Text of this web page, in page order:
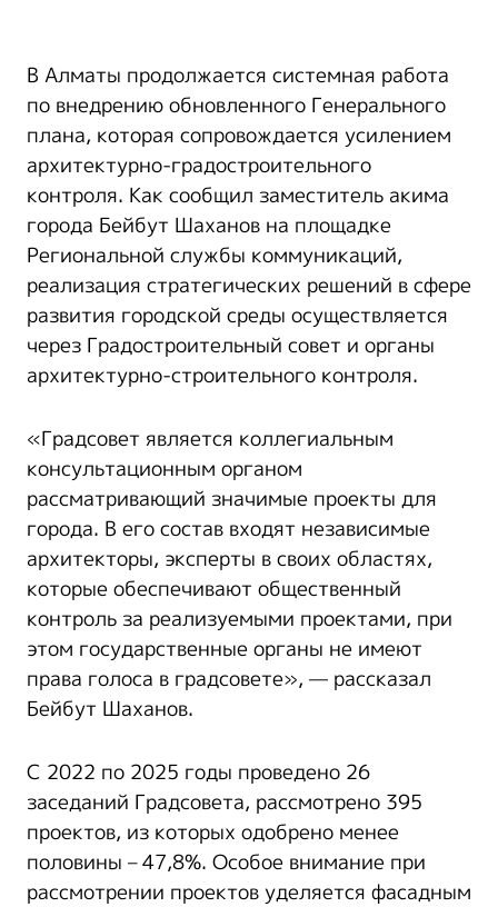
В Алматы продолжается системная работа
по внедрению обновленного Генерального
плана, которая сопровождается усилением
архитектурно-градостроительного
контроля. Как сообщил заместитель акима
города Бейбут Шаханов на площадке
Региональной службы коммуникаций,
реализация стратегических решений в сфере
развития городской среды осуществляется
через Градостроительный совет и органы
архитектурно-строительного контроля.
«Градсовет является коллегиальным
консультационным органом
рассматривающий значимые проекты для
города. В его состав входят независимые
архитекторы, эксперты в своих областях,
которые обеспечивают общественный
контроль за реализуемыми проектами, при
этом государственные органы не имеют
права голоса в градсовете», — рассказал
Бейбут Шаханов.
С 2022 по 2025 годы проведено 26
заседаний Градсовета, рассмотрено 395
проектов, из которых одобрено менее
половины – 47,8%. Особое внимание при
рассмотрении проектов уделяется фасадным